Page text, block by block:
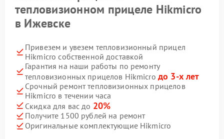
тепловизионном прицеле Hikmicro
в Ижевске
Привезем и увезем тепловизионный прицел
Hikmicro собственной доставкой
Гарантия на наши работы по ремонту
тепловизионных прицелов Hikmicro до 3-х лет
Срочный ремонт тепловизионных прицелов
Hikmicro в течении часа
Скидка для вас до 20%
Получите 1500 рублей на ремонт
Оригинальные комплектующие Hikmicro